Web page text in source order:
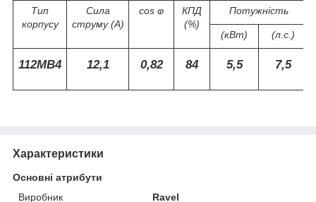
Тип
корпусу
Сила
струму (А)
cos ⱷ
КПД
(%)
Потужність
(кВт) (л.с.)
112МВ4 12,1 0,82 84 5,5 7,5
Характеристики
Основні атрибути
Виробник
Ravel